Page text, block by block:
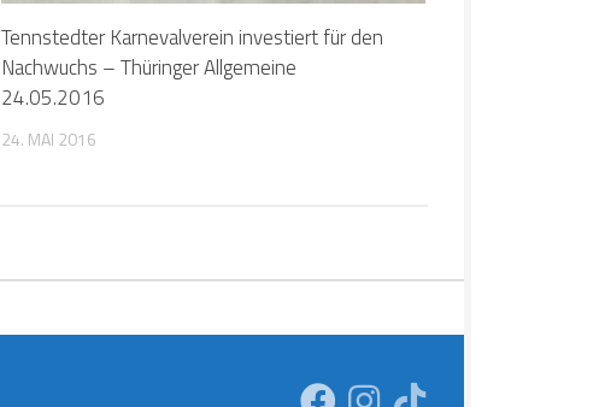
Tennstedter Karnevalverein investiert für den
Nachwuchs – Thüringer Allgemeine
24.05.2016
24. MAI 2016